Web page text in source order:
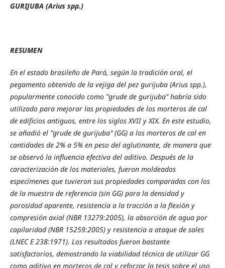
GURIJUBA (Arius spp.)
RESUMEN
En el estado brasileño de Pará, según la tradición oral, el
pegamento obtenido de la vejiga del pez gurijuba (Arius spp.),
popularmente conocido como "grude de gurijuba" habría sido
utilizado para mejorar las propiedades de los morteros de cal
de edificios antiguos, entre los siglos XVII y XIX. En este estudio,
se añadió el "grude de gurijuba" (GG) a los morteros de cal en
cantidades de 2% a 5% en peso del aglutinante, de manera que
se observó la influencia efectiva del aditivo. Después de la
caracterización de los materiales, fueron moldeados
especímenes que tuvieron sus propiedades comparadas con los
de la muestra de referencia (sin GG) para la densidad y
porosidad aparente, resistencia a la tracción a la flexión y
compresión axial (NBR 13279:2005), la absorción de agua por
capilaridad (NBR 15259:2005) y resistencia a ataque de sales
(LNEC E 238:1971). Los resultados fueron bastante
satisfactorios, demostrando la viabilidad técnica de utilizar GG
como aditivo en morteros de cal y reforzar la tesis sobre el uso